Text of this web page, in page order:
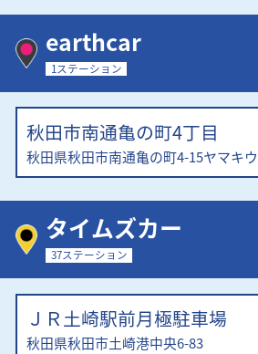
earthcar
1ステーション
秋田市南通亀の町4丁目
秋田県秋田市南通亀の町4-15ヤマキ
タイムズカー
37ステーション
ＪＲ土崎駅前月極駐車場
秋田県秋田市土崎港中央6-83